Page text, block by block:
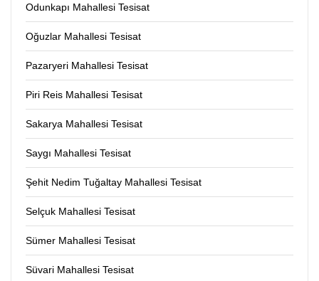
Odunkapı Mahallesi Tesisat
Oğuzlar Mahallesi Tesisat
Pazaryeri Mahallesi Tesisat
Piri Reis Mahallesi Tesisat
Sakarya Mahallesi Tesisat
Saygı Mahallesi Tesisat
Şehit Nedim Tuğaltay Mahallesi Tesisat
Selçuk Mahallesi Tesisat
Sümer Mahallesi Tesisat
Süvari Mahallesi Tesisat